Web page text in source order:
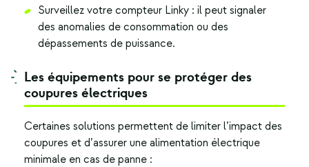
Surveillez votre compteur Linky : il peut signaler
des anomalies de consommation ou des
dépassements de puissance.
Les équipements pour se protéger des
coupures électriques
Certaines solutions permettent de limiter l’impact des
coupures et d’assurer une alimentation électrique
minimale en cas de panne :